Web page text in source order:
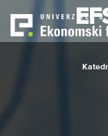
main